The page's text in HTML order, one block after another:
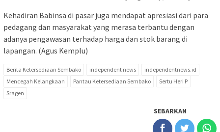
Kehadiran Babinsa di pasar juga mendapat apresiasi dari para
pedagang dan masyarakat yang merasa terbantu dengan
adanya pengawasan terhadap harga dan stok barang di
lapangan. (Agus Kemplu)
Berita Ketersediaan Sembako independent news
independentnews.id
Mencegah Kelangkaan
Pantau Ketersediaan Sembako
Sertu Heri P
Sragen
SEBARKAN